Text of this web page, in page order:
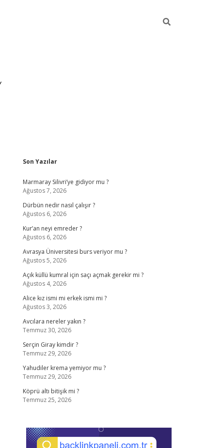
Sidebar
Son Yazılar
Marmaray Silivri’ye gidiyor mu ?
Ağustos 7, 2026
Dürbün nedir nasıl çalışır ?
Ağustos 6, 2026
Kur’an neyi emreder ?
Ağustos 6, 2026
Avrasya Üniversitesi burs veriyor mu ?
Ağustos 5, 2026
Açık küllü kumral için saçı açmak gerekir mi ?
Ağustos 4, 2026
Alice kız ismi mi erkek ismi mi ?
Ağustos 3, 2026
Avcılara nereler yakın ?
Temmuz 30, 2026
Serçin Giray kimdir ?
Temmuz 29, 2026
Yahudiler krema yemiyor mu ?
Temmuz 29, 2026
Köprü altı bitişik mi ?
Temmuz 25, 2026